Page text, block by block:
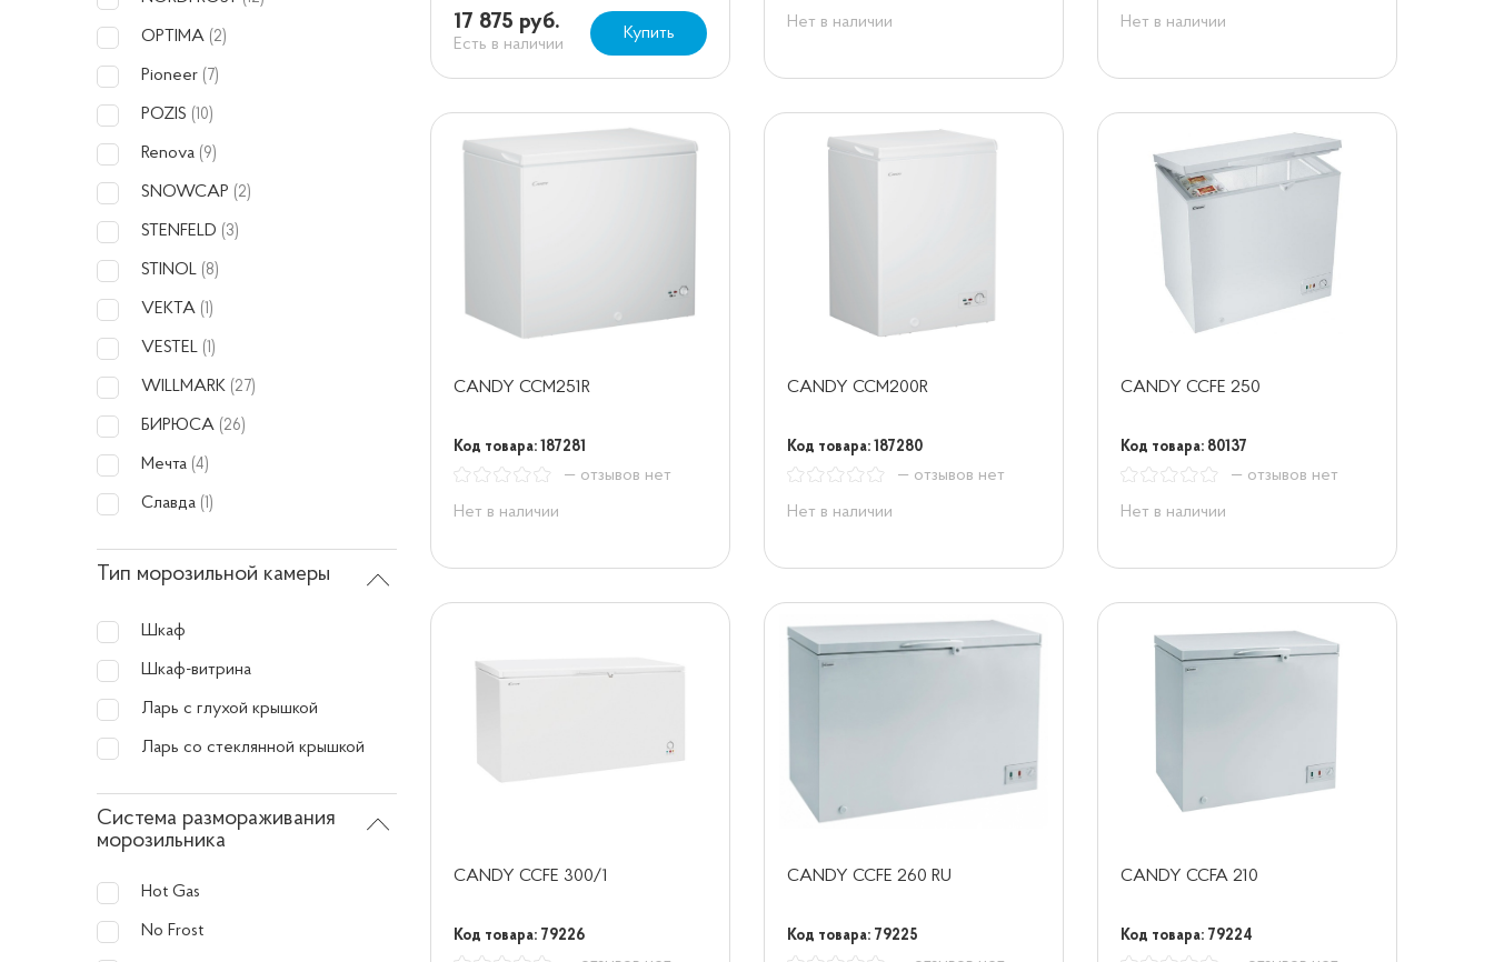
OPTIMA (2)
Pioneer (7)
POZIS (10)
Renova (9)
SNOWCAP (2)
STENFELD (3)
STINOL (8)
VEKTA (1)
VESTEL (1)
WILLMARK (27)
БИРЮСА (26)
Мечта (4)
Славда (1)
Тип морозильной камеры
Шкаф
Шкаф-витрина
Ларь с глухой крышкой
Ларь со стеклянной крышкой
Система размораживания
морозильника
Hot Gas
No Frost
17 875 руб.
Есть в наличии
Купить
Нет в наличии Нет в наличии
CANDY ССМ251R
Код товара: 187281
— отзывов нет
Нет в наличии
CANDY CCM200R
Код товара: 187280
— отзывов нет
Нет в наличии
CANDY CCFE 250
Код товара: 80137
— отзывов нет
Нет в наличии
CANDY CCFE 300/1
Код товара: 79226
CANDY CCFE 260 RU
Код товара: 79225
CANDY CCFA 210
Код товара: 79224